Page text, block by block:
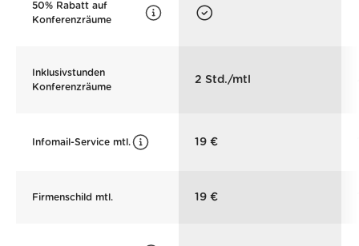
50% Rabatt auf
Konferenzräume
Inklusivstunden
Konferenzräume
2 Std./mtl
Infomail-Service mtl. 19 €
Firmenschild mtl. 19 €